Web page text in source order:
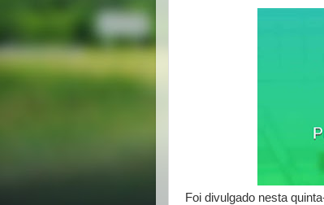
Foi divulgado nesta